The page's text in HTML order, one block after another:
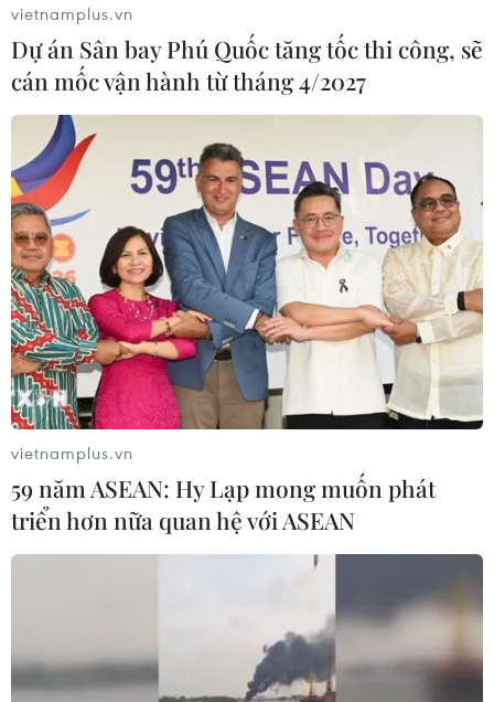
vietnamplus.vn
Dự án Sân bay Phú Quốc tăng tốc thi công, sẽ
cán mốc vận hành từ tháng 4/2027
vietnamplus.vn
59 năm ASEAN: Hy Lạp mong muốn phát
triển hơn nữa quan hệ với ASEAN